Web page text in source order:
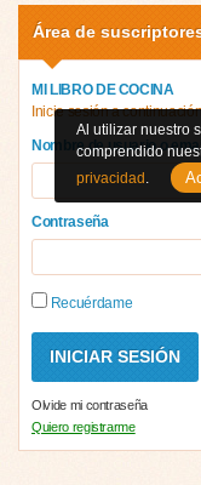
Área de
MI LIBRO DE COCINA
Inicie sesión a
Nombre de usuario o
Contraseña
Recuérdame
Olvide mi contraseña
Quiero registrarme
Al utilizar nuestro
comprendido
privacidad .